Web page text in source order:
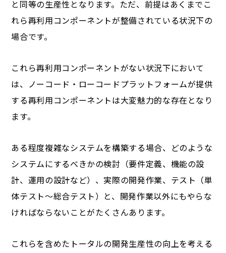
と同等の生産性となります。ただ、前提はあくまでこ
れら再利用コンポーネントが整備されている状況下の
場合です。
これら再利用コンポーネントがない状況下において
は、ノーコード・ローコードプラットフォームが提供
する再利用コンポーネントは大変魅力的な存在となり
ます。
ある程度複雑なシステムを構築する場合、どのような
システムにするべきかの検討（要件定義、機能の設
計、運用の設計など）、実際の開発作業、テスト（単
体テスト～総合テスト）と、開発作業以外にもやらな
ければならないことがたくさんあります。
これらを含めたトータルの開発生産性の向上を考える